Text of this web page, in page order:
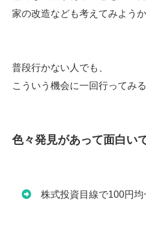
家の改造なども考えてみよう
普段行かない人でも、
こういう機会に一回行ってみる
色々発見があって面白い
株式投資目線で100円均